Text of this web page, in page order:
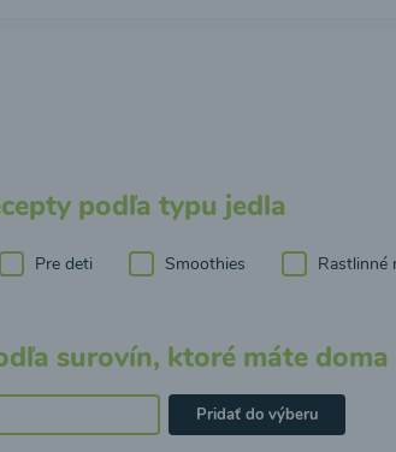
podľa typu jedla
Pre deti Smoothies Rastlinné
surovín, ktoré máte doma
Pridať do výberu